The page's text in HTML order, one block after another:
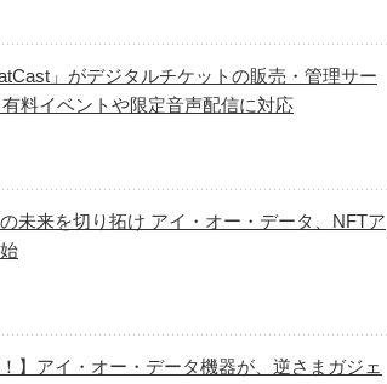
」がデジタルチケットの販売・管理サー
料イベントや限定音声配信に対応
未来を切り拓け アイ・オー・データ、NFTア
】アイ・オー・データ機器が、逆さまガジェ